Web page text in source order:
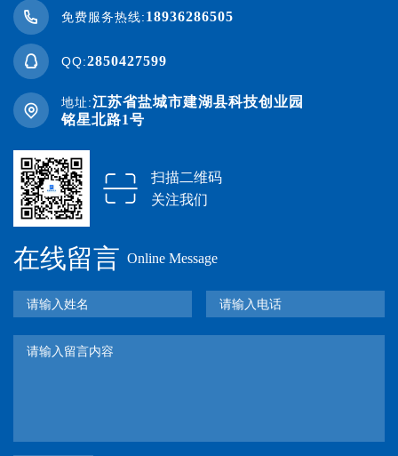
免费服务热线:18936286505
QQ:2850427599
地址:江苏省盐城市建湖县科技创业园
铭星北路1号
扫描二维码
关注我们
在线留言 Online Message